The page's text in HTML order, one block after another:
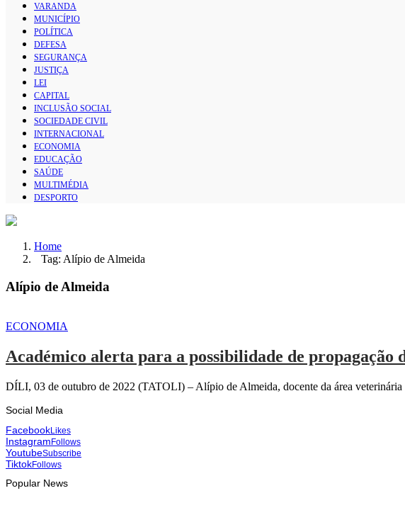
VARANDA
MUNICÍPIO
POLÍTICA
DEFESA
SEGURANÇA
JUSTIÇA
LEI
CAPITAL
INCLUSÃO SOCIAL
SOCIEDADE CIVIL
INTERNACIONAL
ECONOMIA
EDUCAÇÃO
SAÚDE
MULTIMÉDIA
DESPORTO
Home
Tag: Alípio de Almeida
Alípio de Almeida
ECONOMIA
Académico alerta para a possibilidade de propagação
DÍLI, 03 de outubro de 2022 (TATOLI) – Alípio de Almeida, docente da área
Social Media
FacebookLikes
InstagramFollows
YoutubeSubscribe
TiktokFollows
Popular News